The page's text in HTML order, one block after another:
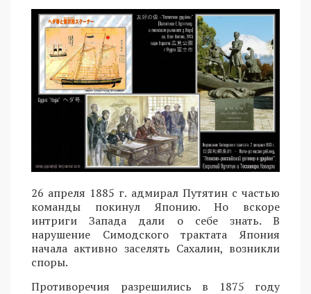
26 апреля 1885 г. адмирал Путятин с частью
команды покинул Японию. Но вскоре
интриги Запада дали о себе знать. В
нарушение Симодского трактата Япония
начала активно заселять Сахалин, возникли
споры.
Противоречия разрешились в 1875 году